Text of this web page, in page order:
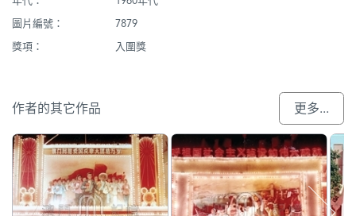
圖片編號：
7879
獎項：
入圍獎
作者的其它作品 更多...